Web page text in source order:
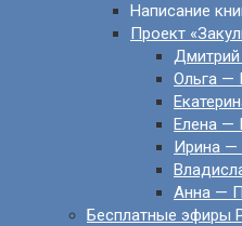
Написание
Проект
Дмитрий
Ольга —
Елена —
Ирина —
Анна —
Бесплатные эфиры